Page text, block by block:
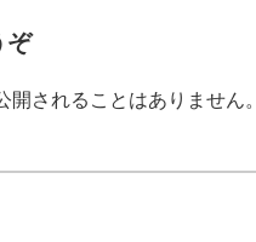
ぞ
開されることはありません。